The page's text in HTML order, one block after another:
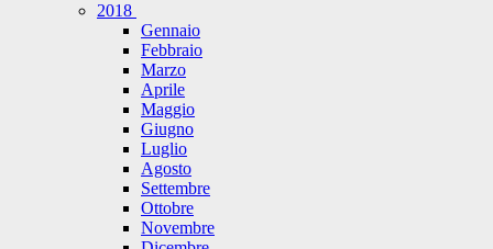
2018
Gennaio
Febbraio
Marzo
Aprile
Maggio
Giugno
Luglio
Agosto
Settembre
Ottobre
Novembre